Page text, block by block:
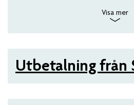
Visa mer
Utbetalning från